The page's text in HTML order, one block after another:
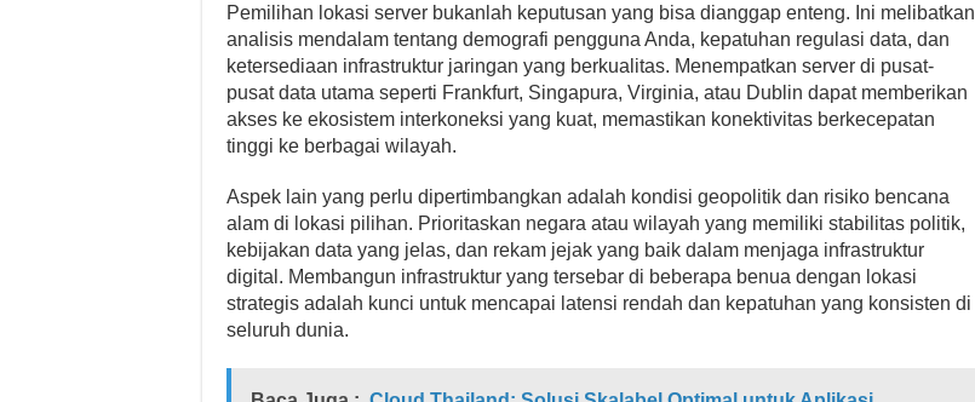
Pemilihan lokasi server bukanlah keputusan yang bisa dianggap enteng. Ini melibatkan
analisis mendalam tentang demografi pengguna Anda, kepatuhan regulasi data, dan
ketersediaan infrastruktur jaringan yang berkualitas. Menempatkan server di pusat-
pusat data utama seperti Frankfurt, Singapura, Virginia, atau Dublin dapat memberikan
akses ke ekosistem interkoneksi yang kuat, memastikan konektivitas berkecepatan
tinggi ke berbagai wilayah.
Aspek lain yang perlu dipertimbangkan adalah kondisi geopolitik dan risiko bencana
alam di lokasi pilihan. Prioritaskan negara atau wilayah yang memiliki stabilitas politik,
kebijakan data yang jelas, dan rekam jejak yang baik dalam menjaga infrastruktur
digital. Membangun infrastruktur yang tersebar di beberapa benua dengan lokasi
strategis adalah kunci untuk mencapai latensi rendah dan kepatuhan yang konsisten di
seluruh dunia.